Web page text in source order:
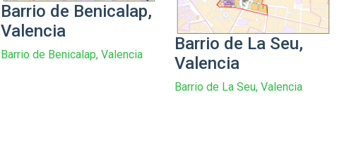
Barrio de Benicalap,
Valencia
Barrio de Benicalap, Valencia
Barrio de La Seu,
Valencia
Barrio de La Seu, Valencia